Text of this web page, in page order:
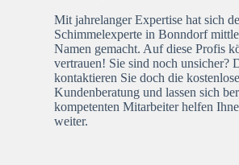
Mit jahrelanger Expertise hat sich
Schimmelexperte in Bonndorf
Namen gemacht. Auf diese Profis
vertrauen! Sie sind noch unsicher?
kontaktieren Sie doch die kostenlose
Kundenberatung und lassen sich
kompetenten Mitarbeiter helfen
weiter.